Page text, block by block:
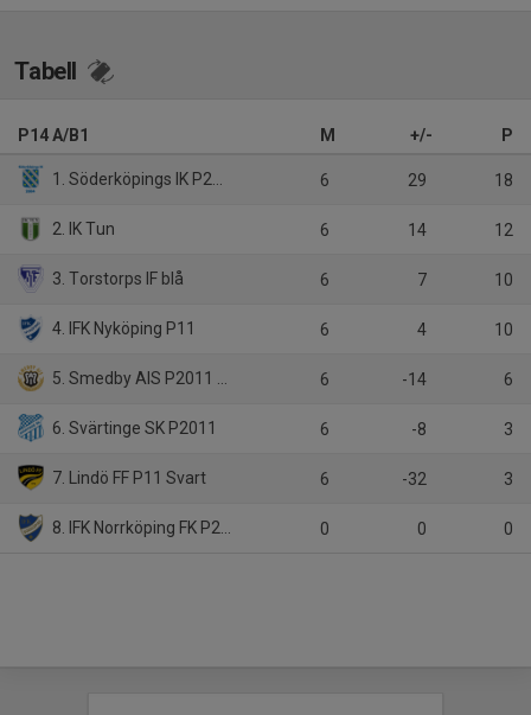
Tabell
P14 A/B1 M +/- P
1. Söderköpings IK P2011 Blå 6 29 18
2. IK Tun 6 14 12
3. Torstorps IF blå 6 7 10
4. IFK Nyköping P11 6 4 10
5. Smedby AIS P2011 Gul 6 -14 6
6. Svärtinge SK P2011 6 -8 3
7. Lindö FF P11 Svart 6 -32 3
8. IFK Norrköping FK P2012 Blå 0 0 0